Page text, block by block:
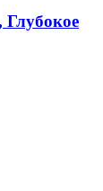
Глубокое